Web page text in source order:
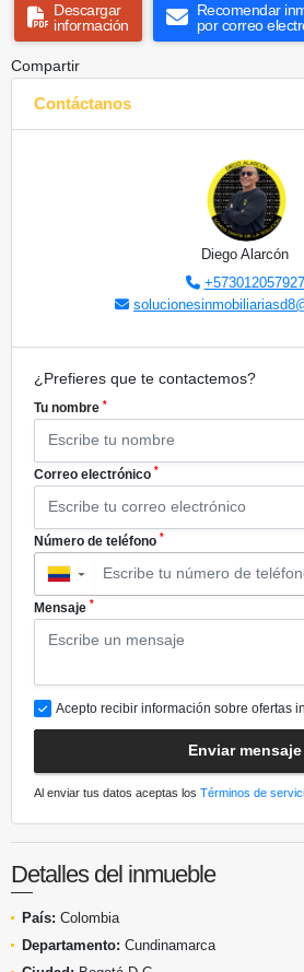
Descargar
información
Recomendar
por correo
Compartir
Contáctanos
Diego Alarcón
+573012057927
¿Prefieres que te contactemos?
Tu nombre *
Correo electrónico *
Número de teléfono *
▼
Mensaje *
Acepto recibir información sobre ofertas
Enviar mensaje
Al enviar tus datos aceptas los Términos de
Detalles del inmueble
País: Colombia
Departamento: Cundinamarca